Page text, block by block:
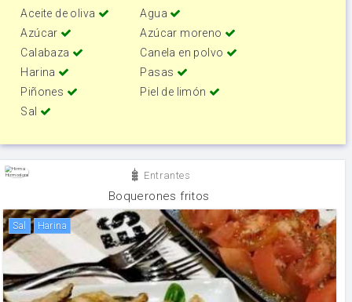
Aceite de oliva
Agua
Azúcar
Azúcar moreno
Calabaza
Canela en polvo
Harina
Pasas
Piñones
Piel de limón
Sal
Entrantes
Boquerones fritos
sal harina